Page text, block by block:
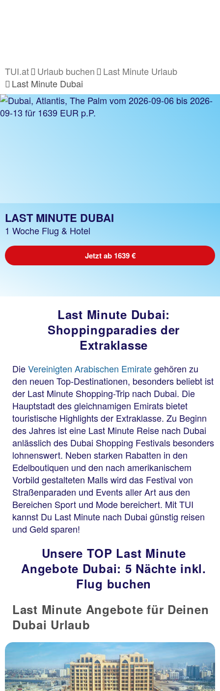
TUI.at Urlaub buchen
Last Minute Urlaub
Last Minute Dubai
LAST MINUTE DUBAI
1 Woche Flug & Hotel
Jetzt ab 1639 €
Last Minute Dubai:
Shoppingparadies der
Extraklasse
DieVereinigten Arabischen Emirategehören zu
den neuen Top-Destinationen, besonders beliebt ist
der Last Minute Shopping-Trip nach Dubai. Die
Hauptstadt des gleichnamigen Emirats bietet
touristische Highlights der Extraklasse. Zu Beginn
des Jahres ist eine Last Minute Reise nach Dubai
anlässlich des Dubai Shopping Festivals besonders
lohnenswert. Neben starken Rabatten in den
Edelboutiquen und den nach amerikanischem
Vorbild gestalteten Malls wird das Festival von
Straßenparaden und Events aller Art aus den
Bereichen Sport und Mode bereichert. Mit TUI
kannst Du Last Minute nach Dubai günstig reisen
und Geld sparen!
Unsere TOP Last Minute
Angebote Dubai: 5 Nächte inkl.
Flug buchen
Last Minute Angebote für Deinen
Dubai Urlaub